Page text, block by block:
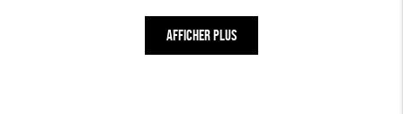
AFFICHER PLUS